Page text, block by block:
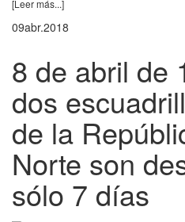
[Leer más...]
09abr.2018
8 de abril de
dos
de la
Norte son
sólo 7 días